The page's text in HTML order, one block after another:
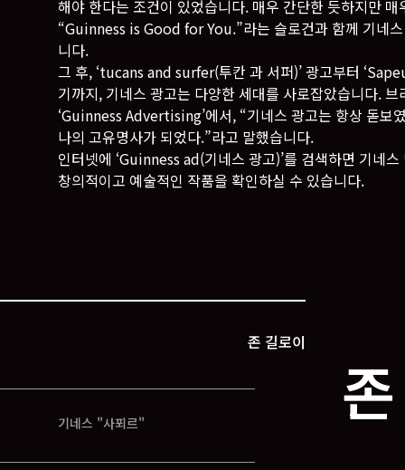
해야 한다는 조건이 있었습니다. 매우 간단한 듯하지만
“Guinness is Good for You.”라는 슬로건과 함께 기네
니다.
그 후, ‘tucans and surfer(투칸 과 서퍼)’ 광고부터
기까지, 기네스 광고는 다양한 세대를 사로잡았습니다.
‘Guinness Advertising’에서, “기네스 광고는 항상 돋보
나의 고유명사가 되었다.”라고 말했습니다.
인터넷에 ‘Guinness ad(기네스 광고)’를 검색하면 기네
창의적이고 예술적인 작품을 확인하실 수 있습니다.
존 길로이
기네스 "사푀르"